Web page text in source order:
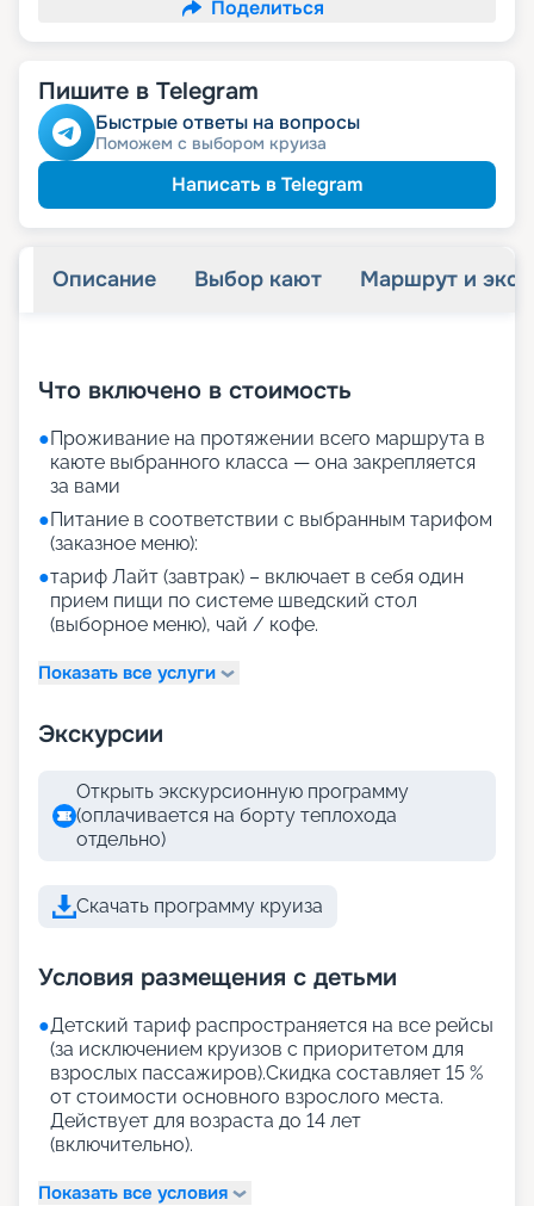
Поделиться
Пишите в Telegram
Быстрые ответы на вопросы
Поможем с выбором круиза
Написать в Telegram
Описание Выбор кают Маршрут и
Что включено в стоимость
●Проживание на протяжении всего маршрута в
каюте выбранного класса — она закрепляется
за вами
●Питание в соответствии с выбранным тарифом
(заказное меню):
●тариф Лайт (завтрак) – включает в себя один
прием пищи по системе шведский стол
(выборное меню), чай / кофе.
Показать все услуги
Экскурсии
Открыть экскурсионную программу
(оплачивается на борту теплохода
отдельно)
Скачать программу круиза
Условия размещения с детьми
●Детский тариф распространяется на все рейсы
(за исключением круизов с приоритетом для
взрослых пассажиров).Скидка составляет 15 %
от стоимости основного взрослого места.
Действует для возраста до 14 лет
(включительно).
Показать все условия